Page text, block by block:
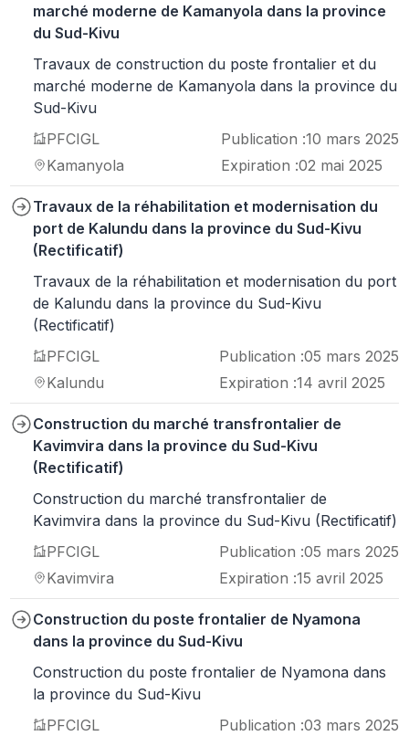
marché moderne de Kamanyola dans la province
du Sud-Kivu
Travaux de construction du poste frontalier et du
marché moderne de Kamanyola dans la province du
Sud-Kivu
PFCIGL
Kamanyola
Publication :10 mars 2025
Expiration :02 mai 2025
Travaux de la réhabilitation et modernisation du
port de Kalundu dans la province du Sud-Kivu
(Rectificatif)
Travaux de la réhabilitation et modernisation du port
de Kalundu dans la province du Sud-Kivu
(Rectificatif)
PFCIGL
Kalundu
Publication :05 mars 2025
Expiration :14 avril 2025
Construction du marché transfrontalier de
Kavimvira dans la province du Sud-Kivu
(Rectificatif)
Construction du marché transfrontalier de
Kavimvira dans la province du Sud-Kivu (Rectificatif)
PFCIGL
Kavimvira
Publication :05 mars 2025
Expiration :15 avril 2025
Construction du poste frontalier de Nyamona
dans la province du Sud-Kivu
Construction du poste frontalier de Nyamona dans
la province du Sud-Kivu
PFCIGL
Publication :03 mars 2025